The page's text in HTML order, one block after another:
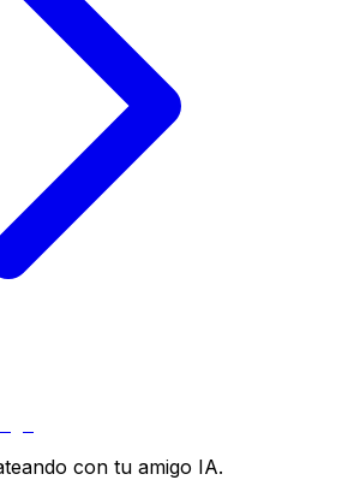
con tu amigo IA.